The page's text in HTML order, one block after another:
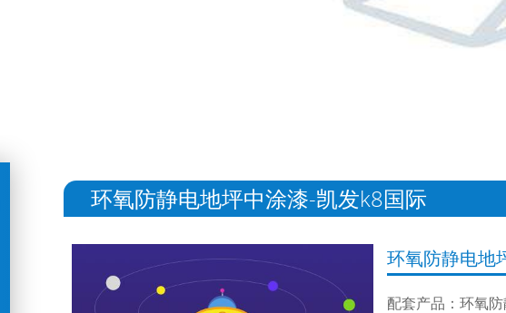
环氧防静电地坪中涂漆-凯发k8国际
环氧防静电地
配套产品：环氧